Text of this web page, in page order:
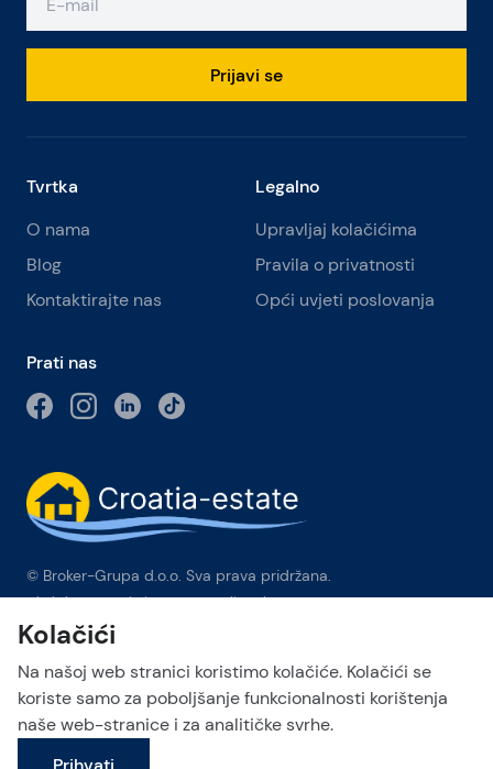
Pošalji upit
Prijavi se
Tvrtka
O nama
Blog
Kontaktirajte nas
Legalno
Upravljaj kolačićima
Pravila o privatnosti
Opći uvjeti poslovanja
Prati nas
© Broker-Grupa d.o.o. Sva prava pridržana.
Obala kneza Branimira 1, 21000 Split-Phone: +385 98 384 007
Broker-grupa d.o.o. je ekskluzivni član Forbes Global
Properties u Hrvatskoj. Forbes® je registrirani zaštitni znak koji
se koristi pod licencom.
This site is protected by reCAPTCHA and the Google
Kolačići
Na našoj web stranici koristimo kolačiće. Kolačići se
koriste samo za poboljšanje funkcionalnosti korištenja
naše web-stranice i za analitičke svrhe.
Prihvati